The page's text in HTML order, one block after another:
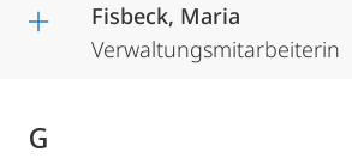
Fisbeck, Maria
Verwaltungsmitarbeiterin
G